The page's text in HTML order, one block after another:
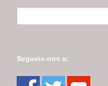
Segueix-nos a: